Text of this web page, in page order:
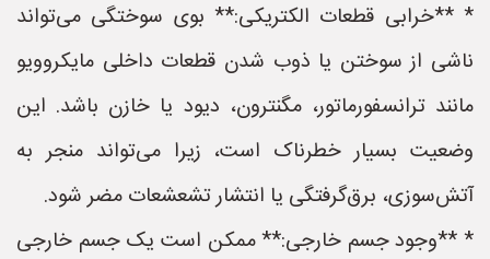
* **خرابی قطعات الکتریکی:** بوی سوختگی می‌تواند
ناشی از سوختن یا ذوب شدن قطعات داخلی مایکروویو
مانند ترانسفورماتور، مگنترون، دیود یا خازن باشد. این
وضعیت بسیار خطرناک است، زیرا می‌تواند منجر به
آتش‌سوزی، برق‌گرفتگی یا انتشار تشعشعات مضر شود.
* **وجود جسم خارجی:** ممکن است یک جسم خارجی